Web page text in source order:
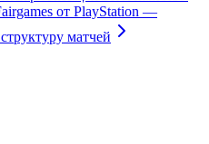
от PlayStation —
матчей